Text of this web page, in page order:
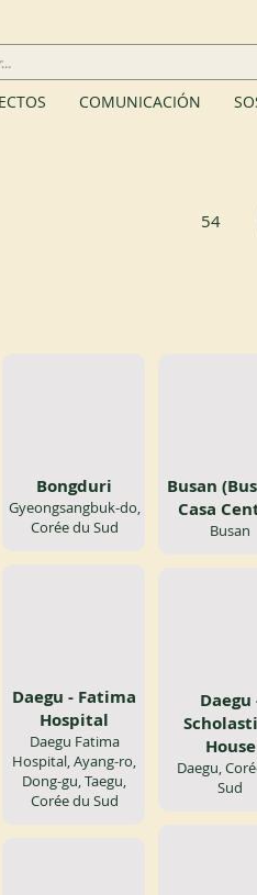
COMUNICACIÓN
54
Bongduri
Gyeongsangbuk-do,
Corée du Sud
Daegu - Fatima
Hospital
Daegu Fatima
Hospital, Ayang-ro,
Dong-gu, Taegu,
Corée du Sud
Busan
Casa
Busan
Daegu
House
Daegu,
Sud